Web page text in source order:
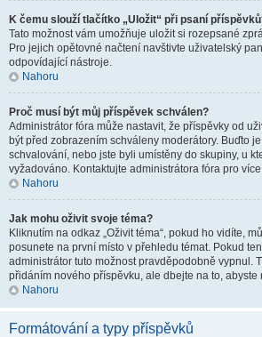
K čemu slouží tlačítko „Uložit“ při psaní
Tato možnost vám umožňuje uložit si rozepsané
Pro jejich opětovné načtení navštivte uživatelský
odpovídající nástroje.
Nahoru
Proč musí být můj příspěvek schválen?
Administrátor fóra může nastavit, že příspěvky od
být před zobrazením schváleny moderátory. Buďto
schvalování, nebo jste byli umístěny do skupiny, u
vyžadováno. Kontaktujte administrátora fóra pro
Nahoru
Jak mohu oživit svoje téma?
Kliknutím na odkaz „Oživit téma“, pokud ho vidíte,
posunete na první místo v přehledu témat. Pokud
administrátor tuto možnost pravděpodobně vypnul.
přidáním nového příspěvku, ale dbejte na to,
Nahoru
Formátování a typy příspěvků